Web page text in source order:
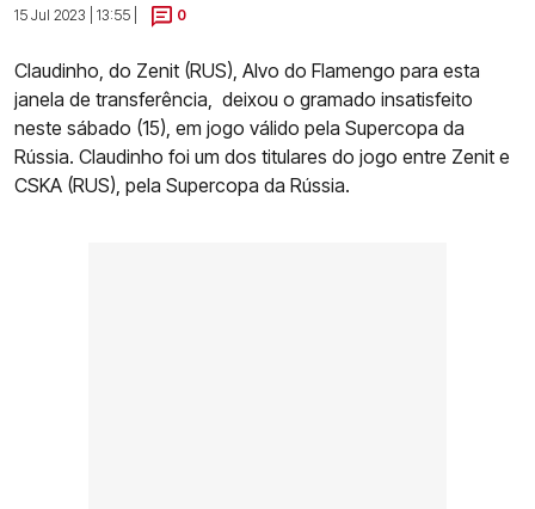
15 Jul 2023 | 13:55 |
0
Claudinho, do Zenit (RUS), Alvo do Flamengo para esta
janela de transferência, deixou o gramado insatisfeito
neste sábado (15), em jogo válido pela Supercopa da
Rússia. Claudinho foi um dos titulares do jogo entre Zenit e
CSKA (RUS), pela Supercopa da Rússia.